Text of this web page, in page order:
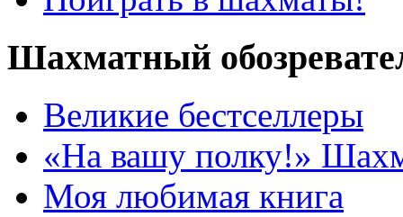
Шахматный
Великие бестселлеры
«На вашу полку!»
Моя любимая книга